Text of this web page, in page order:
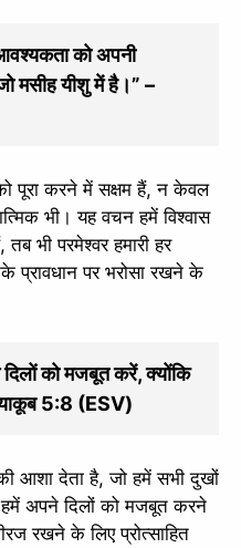
को अपनी
मसीह यीशु में है।” –
पूरा करने में सक्षम हैं, न केवल
भी। यह वचन हमें विश्वास
भी परमेश्वर हमारी हर
पर भरोसा रखने के
को मजबूत करें, क्योंकि
5:8 (ESV)
आशा देता है, जो हमें सभी दुखों
हमें अपने दिलों को मजबूत करने
रखने के लिए प्रोत्साहित